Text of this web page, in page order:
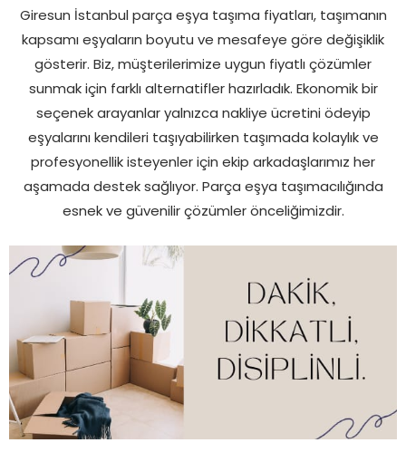
Giresun İstanbul parça eşya taşıma fiyatları, taşımanın
kapsamı eşyaların boyutu ve mesafeye göre değişiklik
gösterir. Biz, müşterilerimize uygun fiyatlı çözümler
sunmak için farklı alternatifler hazırladık. Ekonomik bir
seçenek arayanlar yalnızca nakliye ücretini ödeyip
eşyalarını kendileri taşıyabilirken taşımada kolaylık ve
profesyonellik isteyenler için ekip arkadaşlarımız her
aşamada destek sağlıyor. Parça eşya taşımacılığında
esnek ve güvenilir çözümler önceliğimizdir.